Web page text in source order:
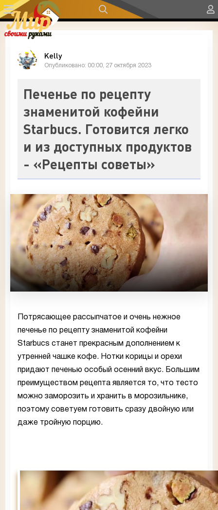
Kelly
Опубликовано: 00:00, 27 октября 2023
Печенье по рецепту
знаменитой кофейни
Starbucs. Готовится легко
и из доступных продуктов
- «Рецепты советы»
Потрясающее рассыпчатое и очень нежное
печенье по рецепту знаменитой кофейни
Starbucs станет прекрасным дополнением к
утренней чашке кофе. Нотки корицы и орехи
придают печенью особый осенний вкус. Большим
преимуществом рецепта является то, что тесто
можно заморозить и хранить в морозильнике,
поэтому советуем готовить сразу двойную или
даже тройную порцию.